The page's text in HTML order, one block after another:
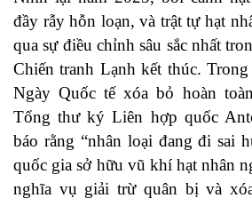
đầy rẫy hỗn loạn, và trật tự hạt
qua sự điều chỉnh sâu sắc nhất
Chiến tranh Lạnh kết thúc.
Ngày Quốc tế xóa bỏ hoàn
Tổng thư ký Liên hợp quốc
báo rằng “nhân loại đang đi sai
quốc gia sở hữu vũ khí hạt nhân
nghĩa vụ giải trừ quân bị và